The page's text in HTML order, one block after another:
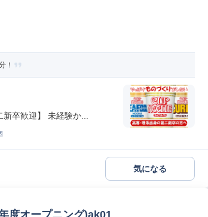
！
卒歓迎】 未経験か...
気になる
度オープニング)ak01